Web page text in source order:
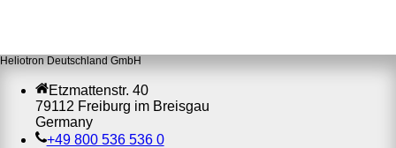
Heliotron Deutschland GmbH
Etzmattenstr. 40
79112 Freiburg im Breisgau
Germany
+49 800 536 536 0